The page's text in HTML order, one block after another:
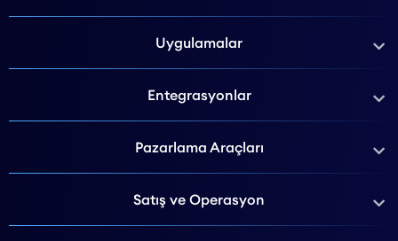
Uygulamalar
Entegrasyonlar
Pazarlama Araçları
Satış ve Operasyon